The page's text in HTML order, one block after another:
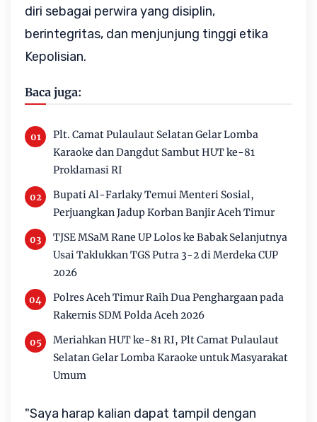
diri sebagai perwira yang disiplin,
berintegritas, dan menjunjung tinggi etika
Kepolisian.
Baca juga:
Plt. Camat Pulaulaut Selatan Gelar Lomba
Karaoke dan Dangdut Sambut HUT ke-81
Proklamasi RI
Bupati Al-Farlaky Temui Menteri Sosial,
Perjuangkan Jadup Korban Banjir Aceh Timur
TJSE MSaM Rane UP Lolos ke Babak Selanjutnya
Usai Taklukkan TGS Putra 3-2 di Merdeka CUP
2026
Polres Aceh Timur Raih Dua Penghargaan pada
Rakernis SDM Polda Aceh 2026
Meriahkan HUT ke-81 RI, Plt Camat Pulaulaut
Selatan Gelar Lomba Karaoke untuk Masyarakat
Umum
"Saya harap kalian dapat tampil dengan